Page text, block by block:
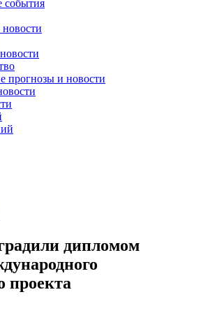
события
прогнозы и новости
дипломом
проекта